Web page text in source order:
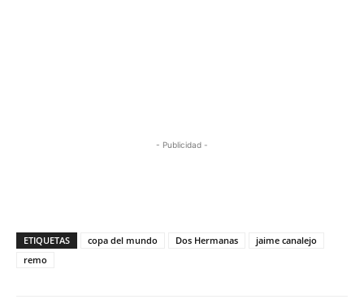
- Publicidad -
ETIQUETAS copa del mundo Dos Hermanas
jaime canalejo
remo